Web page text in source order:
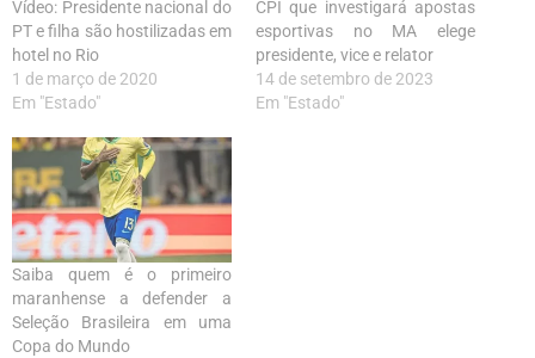
Vídeo: Presidente nacional do
PT e filha são hostilizadas em
hotel no Rio
1 de março de 2020
Em "Estado"
CPI que investigará apostas
esportivas no MA elege
presidente, vice e relator
14 de setembro de 2023
Em "Estado"
Saiba quem é o primeiro
maranhense a defender a
Seleção Brasileira em uma
Copa do Mundo